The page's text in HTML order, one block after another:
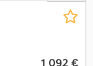
1 092 €